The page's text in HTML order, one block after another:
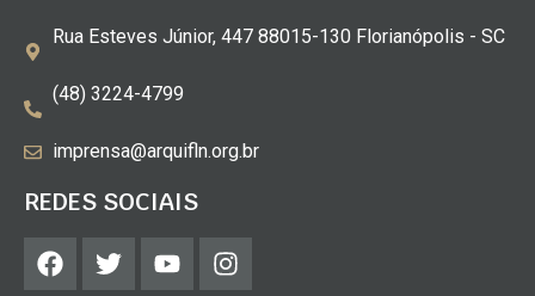
Rua Esteves Júnior, 447 88015-130 Florianópolis - SC
(48) 3224-4799
imprensa@arquifln.org.br
REDES SOCIAIS